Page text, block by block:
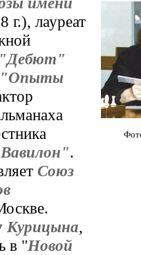
г.), лауреат
"Дебют"
"Опыты
.
Союз
Курицына,
в "Новой